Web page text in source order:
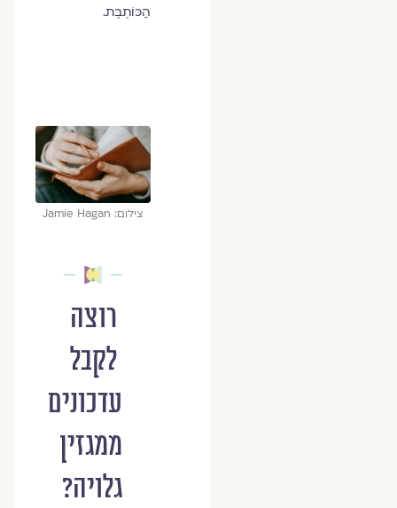
הַכּוֹתֶבֶת.
צילום: Jamie Hagan
רוצה
לקבל
עדכונים
ממגזין
גלויה?